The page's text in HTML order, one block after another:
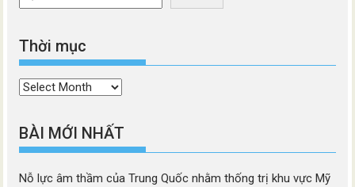
Thời mục
Thời
BÀI MỚI NHẤT
Nỗ lực âm thầm của Trung Quốc nhằm thống trị khu vực Mỹ